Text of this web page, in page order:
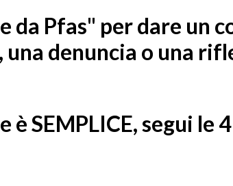
da Pfas" per dare un
denuncia o una
è SEMPLICE, segui le